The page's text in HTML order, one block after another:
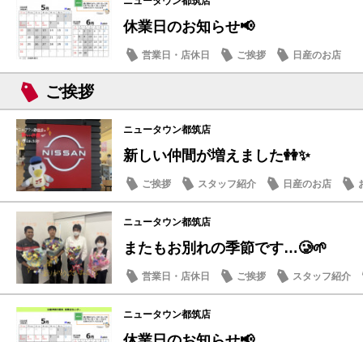
休業日のお知らせ📢
営業日・店休日 ご挨拶 日産のお店
ご挨拶
ニュータウン都筑店
新しい仲間が増えました👭✨
ご挨拶 スタッフ紹介 日産のお店
ニュータウン都筑店
またもお別れの季節です…🥲🌱
営業日・店休日 ご挨拶 スタッフ紹介
ニュータウン都筑店